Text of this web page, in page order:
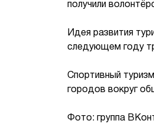
получили
Идея развития
следующем году
Спортивный
городов вокруг
Фото: группа